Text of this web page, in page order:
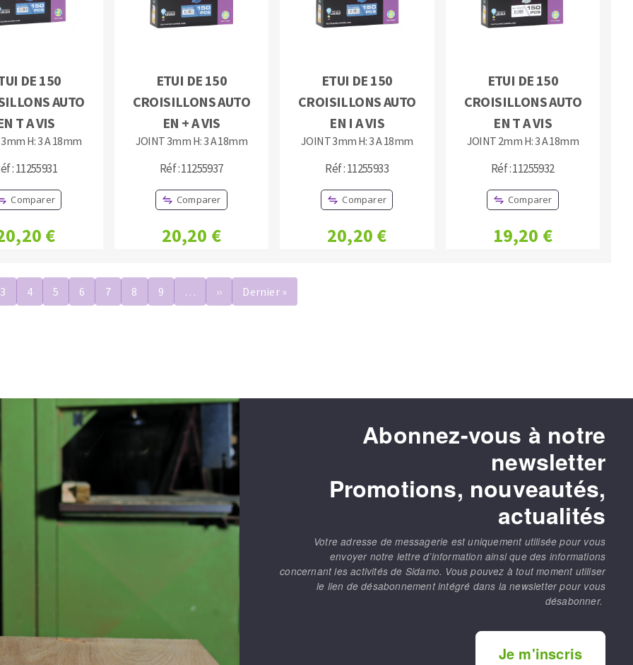
DE 150
AUTO
T A VIS
H: 3 A 18mm
: 11255931
Comparer
€
ETUI DE 150
CROISILLONS AUTO
EN + A VIS
JOINT 3mm H: 3 A 18mm
Réf : 11255937
Comparer
20,20 €
ETUI DE 150
CROISILLONS AUTO
EN I A VIS
JOINT 3mm H: 3 A 18mm
Réf : 11255933
Comparer
20,20 €
ETUI DE 150
CROISILLONS AUTO
EN T A VIS
JOINT 2mm H: 3 A 18mm
Réf : 11255932
Comparer
19,20 €
3 4 5 6 7 8 9 … ›› Page
suivante
Dernier »
page
Abonnez-vous à notre
newsletter
Promotions, nouveautés,
actualités
Votre adresse de messagerie est uniquement utilisée pour vous
envoyer notre lettre d’information ainsi que des informations
concernant les activités de Sidamo. Vous pouvez à tout moment utiliser
le lien de désabonnement intégré dans la newsletter pour vous
désabonner.
Je m'inscris